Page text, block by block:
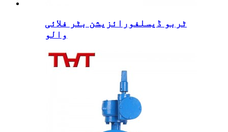
ٹربو ڈیسلفورائزیشن بٹر فلائی
والو